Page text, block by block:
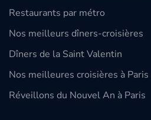
Restaurants par métro
Nos meilleurs dîners-croisières
Dîners de la Saint Valentin
Nos meilleures croisières à Paris
Réveillons du Nouvel An à Paris